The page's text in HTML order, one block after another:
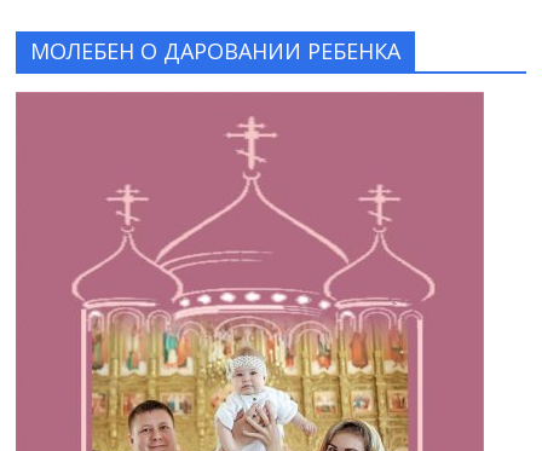
МОЛЕБЕН О ДАРОВАНИИ РЕБЕНКА